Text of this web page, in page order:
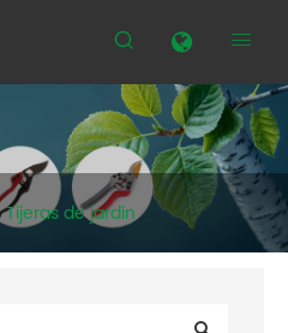
 
Tijeras de jardín